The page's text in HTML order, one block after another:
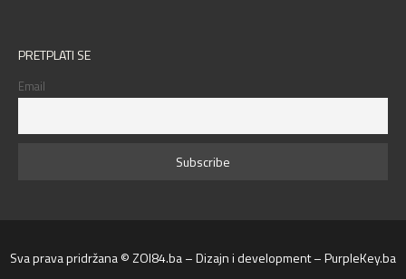
PRETPLATI SE
Email
Sva prava pridržana © ZOI84.ba – Dizajn i development – PurpleKey.ba